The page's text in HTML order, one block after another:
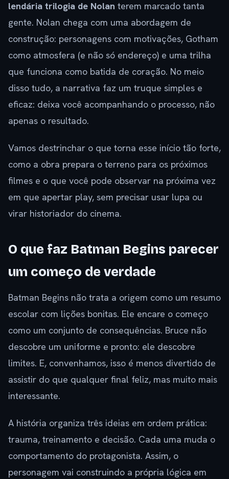
lendária trilogia de Nolan terem marcado tanta
gente. Nolan chega com uma abordagem de
construção: personagens com motivações, Gotham
como atmosfera (e não só endereço) e uma trilha
que funciona como batida de coração. No meio
disso tudo, a narrativa faz um truque simples e
eficaz: deixa você acompanhando o processo, não
apenas o resultado.
Vamos destrinchar o que torna esse início tão forte,
como a obra prepara o terreno para os próximos
filmes e o que você pode observar na próxima vez
em que apertar play, sem precisar usar lupa ou
virar historiador do cinema.
O que faz Batman Begins parecer
um começo de verdade
Batman Begins não trata a origem como um resumo
escolar com lições bonitas. Ele encare o começo
como um conjunto de consequências. Bruce não
descobre um uniforme e pronto: ele descobre
limites. E, convenhamos, isso é menos divertido de
assistir do que qualquer final feliz, mas muito mais
interessante.
A história organiza três ideias em ordem prática:
trauma, treinamento e decisão. Cada uma muda o
comportamento do protagonista. Assim, o
personagem vai construindo a própria lógica em